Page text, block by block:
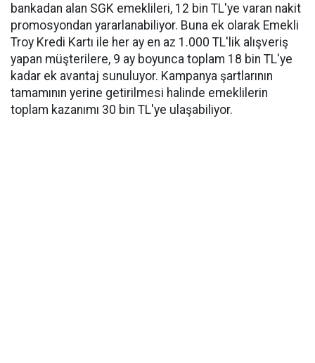
bankadan alan SGK emeklileri, 12 bin TL'ye varan nakit
promosyondan yararlanabiliyor. Buna ek olarak Emekli
Troy Kredi Kartı ile her ay en az 1.000 TL'lik alışveriş
yapan müşterilere, 9 ay boyunca toplam 18 bin TL'ye
kadar ek avantaj sunuluyor. Kampanya şartlarının
tamamının yerine getirilmesi halinde emeklilerin
toplam kazanımı 30 bin TL'ye ulaşabiliyor.